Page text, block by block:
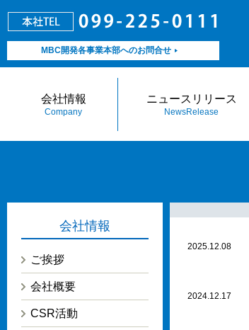
MBC開発各事業本部へのお問合せ
会社情報
Company
ニュースリリース
NewsRelease
2025.12.08
2024.12.17
会社情報
ご挨拶
会社概要
CSR活動